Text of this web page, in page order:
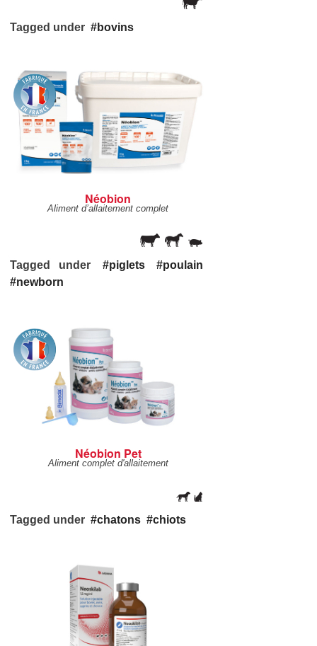
Tagged under bovins
Néobion
Aliment d’allaitement complet
Tagged under piglets
poulain
newborn
Néobion Pet
Aliment complet d'allaitement
Tagged under chatons chiots